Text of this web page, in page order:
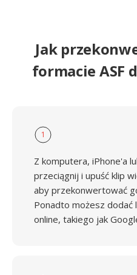
Jak
formacie ASF
1
Z komputera, iPhone'a
przeciągnij i upuść klip
aby przekonwertować
Ponadto możesz dodać
online, takiego jak